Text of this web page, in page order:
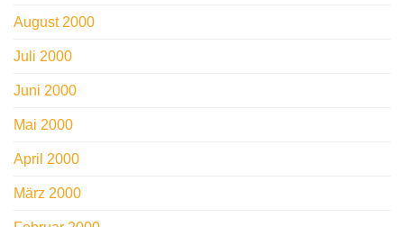
August 2000
Juli 2000
Juni 2000
Mai 2000
April 2000
März 2000